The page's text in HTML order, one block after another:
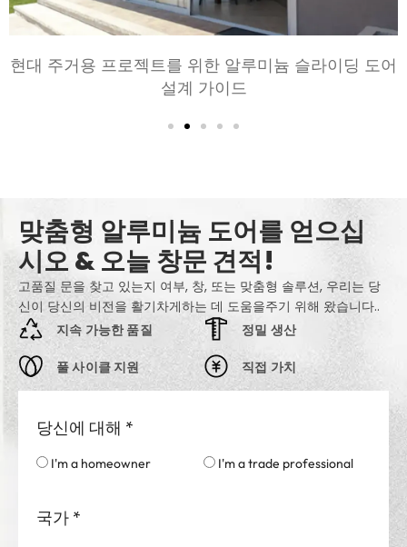
침실과 거실을 위한 알루미늄 문 선택하기: 편안, 스타
일, 및 개인 정보 보호
맞춤형 알루미늄 도어를 얻으십
시오 & 오늘 창문 견적!
고품질 문을 찾고 있는지 여부, 창, 또는 맞춤형 솔루션, 우리는 당
신이 당신의 비전을 활기차게하는 데 도움을주기 위해 왔습니다..
지속 가능한 품질
풀 사이클 지원
정밀 생산
직접 가치
당신에 대해 *
I'm a homeowner I'm a trade professional
국가 *